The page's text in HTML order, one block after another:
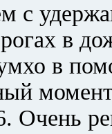
с
в
в
Очень